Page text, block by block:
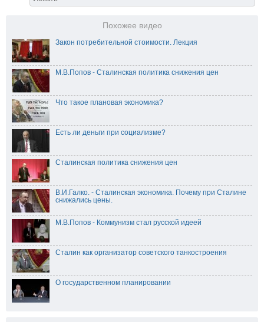
Похожее видео
Закон потребительной стоимости. Лекция
М.В.Попов - Сталинская политика снижения цен
Что такое плановая экономика?
Есть ли деньги при социализме?
Сталинская политика снижения цен
В.И.Галко. - Сталинская экономика. Почему при Сталине
снижались цены.
М.В.Попов - Коммунизм стал русской идеей
Сталин как организатор советского танкостроения
О государственном планировании